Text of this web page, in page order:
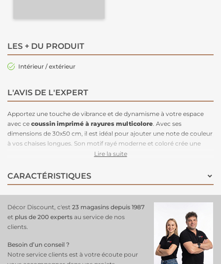
LES + DU PRODUIT
Intérieur / extérieur
L'AVIS DE L'EXPERT
Apportez une touche de vibrance et de dynamisme à votre espace
avec ce coussin imprimé à rayures multicolore . Avec ses
dimensions de 30x50 cm, il est idéal pour ajouter une note de couleur
à vos chaises longues. Son motif rayé moderne et coloré crée une
ambiance festive et accueillante, tandis que son rembourrage
entretenir, offrant ainsi un confort durable pour vos moments de
relaxation !
Lire la suite
CARACTÉRISTIQUES
Décor Discount, c'est 23 magasins depuis 1987
et plus de 200 experts au service de nos
clients.
Besoin d’un conseil ?
Notre service clients est à votre écoute pour